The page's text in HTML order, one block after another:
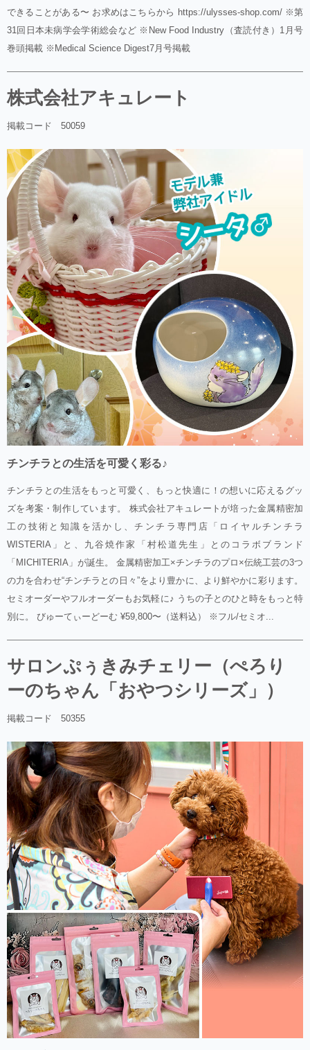
できることがある〜 お求めはこちらから https://ulysses-shop.com/ ※第
31回日本未病学会学術総会など ※New Food Industry（査読付き）1月号
巻頭掲載 ※Medical Science Digest7月号掲載
株式会社アキュレート
掲載コード 50059
チンチラとの生活を可愛く彩る♪
チンチラとの生活をもっと可愛く、もっと快適に！の想いに応えるグッ
ズを考案・制作しています。 株式会社アキュレートが培った金属精密加
工の技術と知識を活かし、チンチラ専門店「ロイヤルチンチラ
WISTERIA」と、九谷焼作家「村松道先生」とのコラボブランド
「MICHITERIA」が誕生。 金属精密加工×チンチラのプロ×伝統工芸の3つ
の力を合わせ“チンチラとの日々”をより豊かに、より鮮やかに彩ります。
セミオーダーやフルオーダーもお気軽に♪ うちの子とのひと時をもっと特
別に。 びゅーてぃーどーむ ¥59,800〜（送料込） ※フル/セミオ...
サロンぷぅきみチェリー（ぺろり
ーのちゃん「おやつシリーズ」）
掲載コード 50355